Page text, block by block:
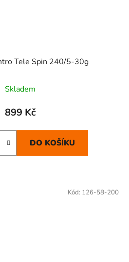
Tele Spin 240/5-30g
Skladem
899 Kč
DO KOŠÍKU
Kód: 126-58-200